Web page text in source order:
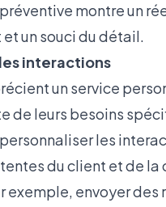
montre un
un souci du détail.
interactions
un service
de leurs besoins
les
du client et de la
exemple, envoyer des